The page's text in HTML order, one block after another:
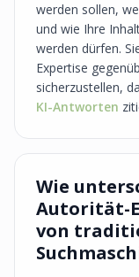
werden sollen,
und wie Ihre
werden dürfen.
Expertise
sicherzustellen,
KI-Antworten
Wie
Autorität-
von